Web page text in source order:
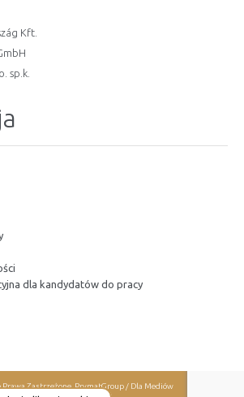
Kft.
sp.k.
dla kandydatów do pracy
Zastrzeżone. PrymatGroup / Dla Mediów